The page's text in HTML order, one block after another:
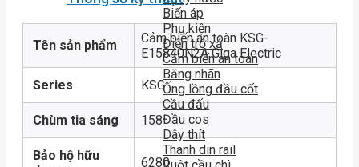
Biến áp
Phụ kiện
Điện trở xả
Cảm biến an toàn
Băng nhãn
Ống lồng đầu cốt
Cầu đấu
Đầu cos
Dây thít
Thanh din rail
Tên sản phẩm
Cảm biến an toàn KSG-
E15840N2A Giga Electric
Series KSG
Chùm tia sáng 158
Bảo hộ hữu
6280